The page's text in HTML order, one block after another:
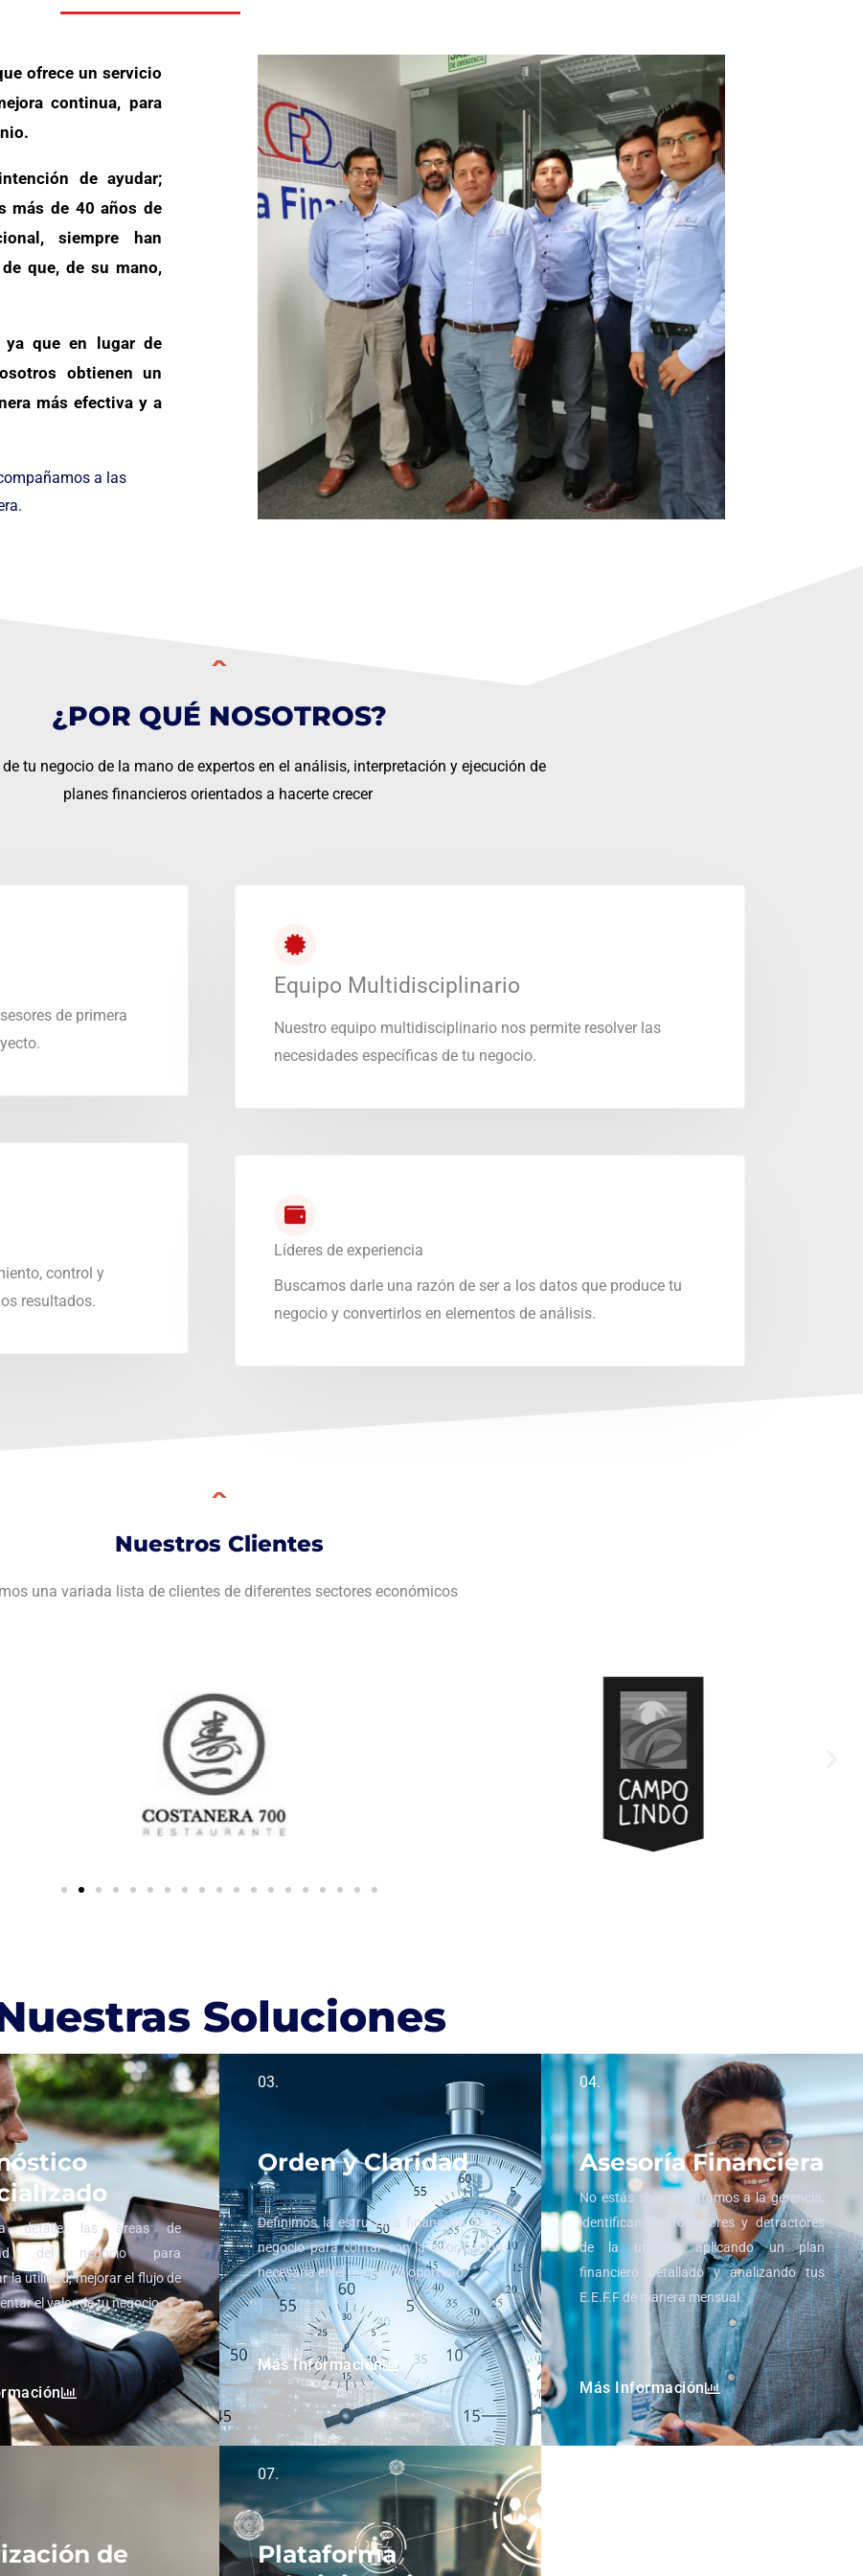
ofrece un servicio
continua, para
de ayudar;
más de 40 años de
siempre han
que, de su mano,
ya que en lugar de
obtienen un
más efectiva y a
a las
¿POR QUÉ NOSOTROS?
tu negocio de la mano de expertos en el análisis, interpretación y ejecución de
planes financieros orientados a hacerte crecer
de primera
control y
resultados.
Equipo Multidisciplinario
Nuestro equipo multidisciplinario nos permite resolver las
necesidades específicas de tu negocio.
Líderes de experiencia
Buscamos darle una razón de ser a los datos que produce tu
negocio y convertirlos en elementos de análisis.
Nuestros Clientes
una variada lista de clientes de diferentes sectores económicos
Soluciones
a detalle las áreas de
del negocio para
la utilidad, mejorar el flujo de
el valor de tu negocio.
03.
Orden y Claridad
Definimos la estructura financiera de tu
negocio para contar con la información
necesaria en el momento oportuno.
Más Información
04.
Asesoría Financiera
No estás solo, orientamos a la gerencia,
identificando promotores y detractores
de la utilidad, aplicando un plan
financiero detallado y analizando tus
E.E.F.F de manera mensual.
Más Información
de
07.
Plataforma